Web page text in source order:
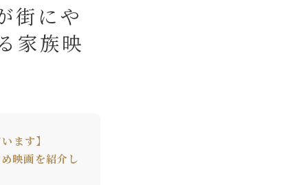
街にや
家族映
ます】
映画を紹介し